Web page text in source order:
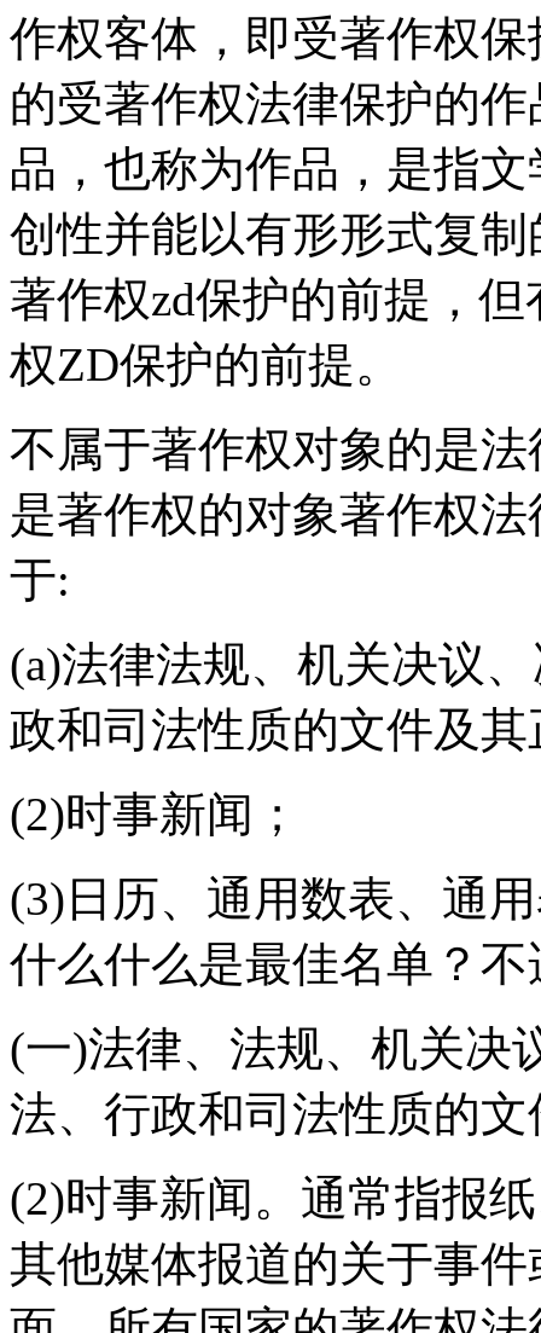
作权客体，即受著作权
的受著作权法律保护的
品，也称为作品，是指
创性并能以有形形式复
著作权zd保护的前提，
权ZD保护的前提。
不属于著作权对象的是
是著作权的对象著作权
于:
(a)法律法规、机关决议
政和司法性质的文件及
(2)时事新闻；
(3)日历、通用数表、通
什么什么是最佳名单？
(一)法律、法规、机关决
法、行政和司法性质的
(2)时事新闻。通常指报
其他媒体报道的关于事